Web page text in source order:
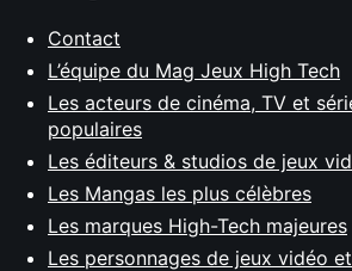
Contact
L’équipe du Mag Jeux High Tech
Les acteurs de cinéma, TV et
populaires
Les éditeurs & studios de jeux
Les Mangas les plus célèbres
Les marques High-Tech majeures
Les personnages de jeux vidéo